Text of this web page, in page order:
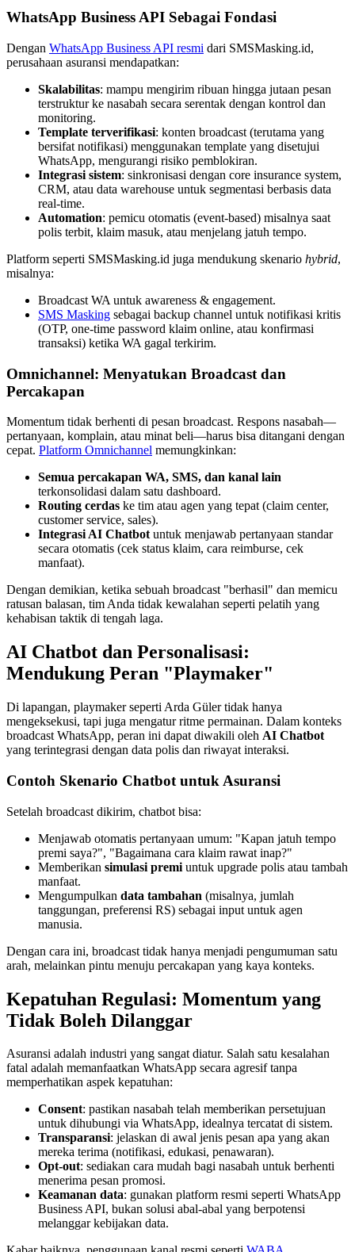
WhatsApp Business API Sebagai Fondasi
Dengan WhatsApp Business API resmi dari SMSMasking.id,
perusahaan asuransi mendapatkan:
Skalabilitas: mampu mengirim ribuan hingga jutaan pesan
terstruktur ke nasabah secara serentak dengan kontrol dan
monitoring.
Template terverifikasi: konten broadcast (terutama yang
bersifat notifikasi) menggunakan template yang disetujui
WhatsApp, mengurangi risiko pemblokiran.
Integrasi sistem: sinkronisasi dengan core insurance system,
CRM, atau data warehouse untuk segmentasi berbasis data
real-time.
Automation: pemicu otomatis (event-based) misalnya saat
polis terbit, klaim masuk, atau menjelang jatuh tempo.
Platform seperti SMSMasking.id juga mendukung skenario hybrid,
misalnya:
Broadcast WA untuk awareness & engagement.
SMS Masking sebagai backup channel untuk notifikasi kritis
(OTP, one-time password klaim online, atau konfirmasi
transaksi) ketika WA gagal terkirim.
Omnichannel: Menyatukan Broadcast dan
Percakapan
Momentum tidak berhenti di pesan broadcast. Respons nasabah—
pertanyaan, komplain, atau minat beli—harus bisa ditangani dengan
cepat. Platform Omnichannel memungkinkan:
Semua percakapan WA, SMS, dan kanal lain
terkonsolidasi dalam satu dashboard.
Routing cerdas ke tim atau agen yang tepat (claim center,
customer service, sales).
Integrasi AI Chatbot untuk menjawab pertanyaan standar
secara otomatis (cek status klaim, cara reimburse, cek
manfaat).
Dengan demikian, ketika sebuah broadcast "berhasil" dan memicu
ratusan balasan, tim Anda tidak kewalahan seperti pelatih yang
kehabisan taktik di tengah laga.
AI Chatbot dan Personalisasi:
Mendukung Peran "Playmaker"
Di lapangan, playmaker seperti Arda Güler tidak hanya
mengeksekusi, tapi juga mengatur ritme permainan. Dalam konteks
broadcast WhatsApp, peran ini dapat diwakili oleh AI Chatbot
yang terintegrasi dengan data polis dan riwayat interaksi.
Contoh Skenario Chatbot untuk Asuransi
Setelah broadcast dikirim, chatbot bisa:
Menjawab otomatis pertanyaan umum: "Kapan jatuh tempo
premi saya?", "Bagaimana cara klaim rawat inap?"
Memberikan simulasi premi untuk upgrade polis atau tambah
manfaat.
Mengumpulkan data tambahan (misalnya, jumlah
tanggungan, preferensi RS) sebagai input untuk agen
manusia.
Dengan cara ini, broadcast tidak hanya menjadi pengumuman satu
arah, melainkan pintu menuju percakapan yang kaya konteks.
Kepatuhan Regulasi: Momentum yang
Tidak Boleh Dilanggar
Asuransi adalah industri yang sangat diatur. Salah satu kesalahan
fatal adalah memanfaatkan WhatsApp secara agresif tanpa
memperhatikan aspek kepatuhan:
Consent: pastikan nasabah telah memberikan persetujuan
untuk dihubungi via WhatsApp, idealnya tercatat di sistem.
Transparansi: jelaskan di awal jenis pesan apa yang akan
mereka terima (notifikasi, edukasi, penawaran).
Opt-out: sediakan cara mudah bagi nasabah untuk berhenti
menerima pesan promosi.
Keamanan data: gunakan platform resmi seperti WhatsApp
Business API, bukan solusi abal-abal yang berpotensi
melanggar kebijakan data.